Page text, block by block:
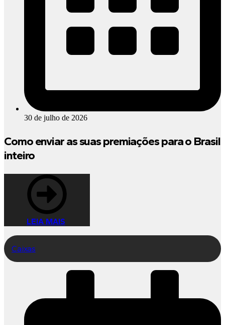
30 de julho de 2026
Como enviar as suas premiações para o Brasil
inteiro
LEIA MAIS
Caixas